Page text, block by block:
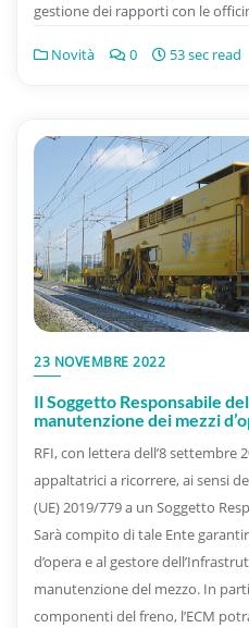
gestione dei rapporti con le
Novità 0 53 sec read
23 NOVEMBRE 2022
Il Soggetto Responsabile
manutenzione dei mezzi
RFI, con lettera dell’8 settembre
appaltatrici a ricorrere, ai sensi
(UE) 2019/779 a un Soggetto
Sarà compito di tale Ente
d’opera e al gestore
manutenzione del mezzo. In
componenti del freno, l’ECM